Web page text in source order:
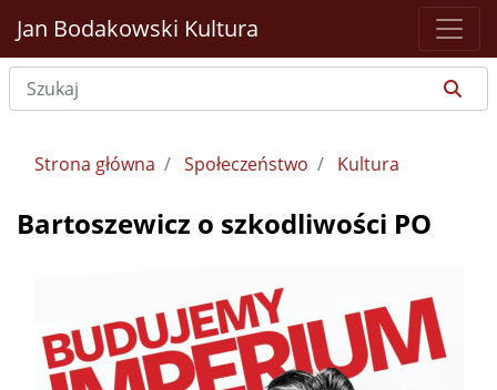
Jan Bodakowski Kultura
Strona główna Społeczeństwo Kultura
Bartoszewicz o szkodliwości PO